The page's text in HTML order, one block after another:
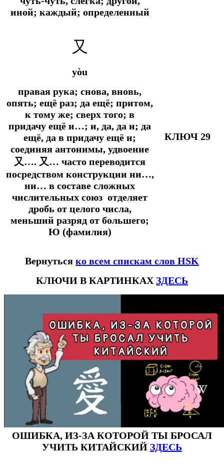
иной; каждый; определенный
又
yòu
правая рука; снова, вновь,
опять; ещё раз; да ещё; притом,
к тому же; сверх того; в
придачу ещё и…; и, да, да и; да
ещё, да в придачу ещё и;
соединяя антонимы, удвоение
又…. 又… часто переводится
посредством конструкции ни…,
ни… в составе сложных
числительных союз отделяет
дробь от целого числа,
меньший разряд от большего;
Ю (фамилия)
КЛЮЧ 29
Вернуться ко всем спискам слов HSK
КЛЮЧИ В КАРТИНКАХ ЗДЕСЬ
ОШИБКА, ИЗ-ЗА КОТОРОЙ ТЫ БРОСАЛ
УЧИТЬ КИТАЙСКИЙ ЗДЕСЬ